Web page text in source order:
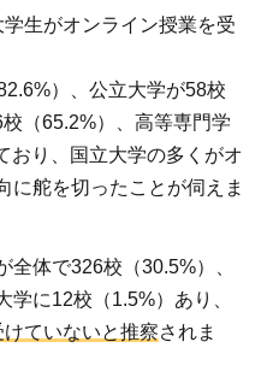
生がオンライン授業を受
）、公立大学が58校
（65.2%）、高等専門学
おり、国立大学の多くがオ
に舵を切ったことが伺えま
全体で326校（30.5%）、
に12校（1.5%）あり、
ていないと推察されま